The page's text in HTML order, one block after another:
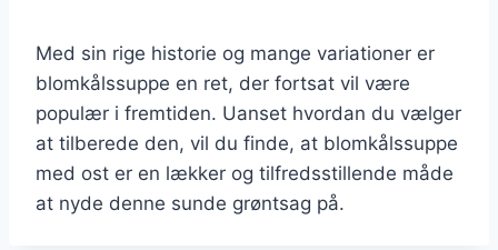
Med sin rige historie og mange variationer er
blomkålssuppe en ret, der fortsat vil være
populær i fremtiden. Uanset hvordan du vælger
at tilberede den, vil du finde, at blomkålssuppe
med ost er en lækker og tilfredsstillende måde
at nyde denne sunde grøntsag på.